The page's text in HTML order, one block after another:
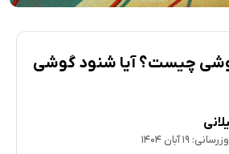
چیست؟ آیا شنود گوشی
۱۹ آبان ۱۴۰۴